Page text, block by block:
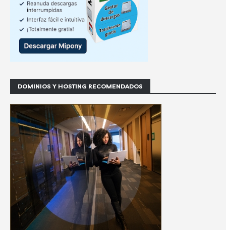
DOMINIOS Y HOSTING RECOMENDADOS